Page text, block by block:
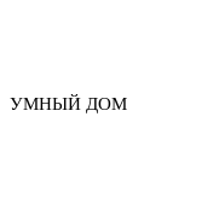
УМНЫЙ ДОМ